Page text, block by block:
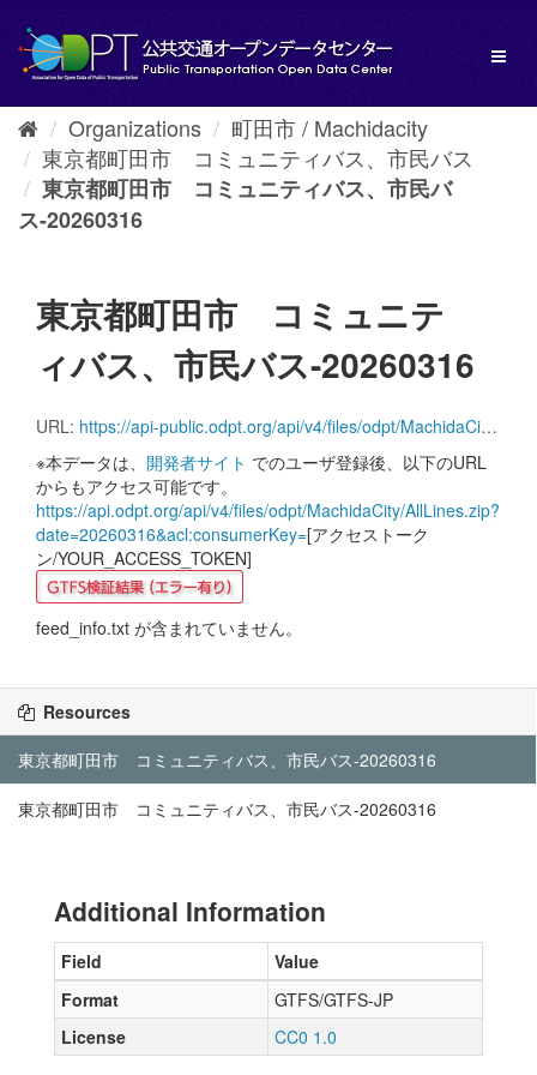
content
Organizations
町田市 / Machidacity
東京都町田市 コミュニティバス、市民バス
東京都町田市 コミュニティバス、市民バ
ス-20260316
東京都町田市 コミュニテ
ィバス、市民バス-20260316
URL: https://api-public.odpt.org/api/v4/files/odpt/MachidaCity/AllLines.zip?date=20260316
※本データは、 開発者サイト でのユーザ登録後、以下のURL
からもアクセス可能です。
https://api.odpt.org/api/v4/files/odpt/MachidaCity/AllLines.zip?
date=20260316&acl:consumerKey=[アクセストーク
ン/YOUR_ACCESS_TOKEN]
feed_info.txt が含まれていません。
Resources
東京都町田市 コミュニティバス、市民バス-20260316
東京都町田市 コミュニティバス、市民バス-20260316
Additional Information
Field
Value
Format
GTFS/GTFS-JP
License
CC0 1.0